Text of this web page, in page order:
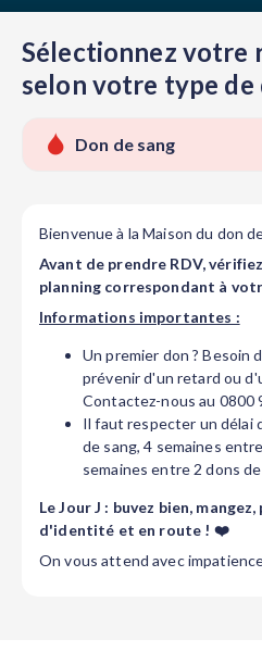
Sélectionnez votre
selon votre type de
Don de sang
Bienvenue à la Maison du don
Avant de prendre RDV,
planning correspondant à
Informations importantes :
Un premier don ? Besoin
prévenir d'un retard ou
Contactez-nous au 0800
Il faut respecter un délai
de sang, 4 semaines
semaines entre 2 dons
Le Jour J : buvez bien,
d'identité et en route ! ❤️
On vous attend avec